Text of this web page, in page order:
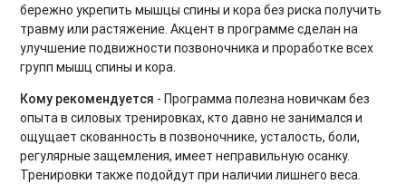
Утренний комплекс
Body Balance для начинающих
Power Yoga для начинающих
Тренировки на ягодицы
Восстановительный микс
бережно укрепить мышцы спины и кора без риска получить
травму или растяжение. Акцент в программе сделан на
улучшение подвижности позвоночника и проработке всех
групп мышц спины и кора.
Кому рекомендуется - Программа полезна новичкам без
опыта в силовых тренировках, кто давно не занимался и
ощущает скованность в позвоночнике, усталость, боли,
регулярные защемления, имеет неправильную осанку.
Тренировки также подойдут при наличии лишнего веса.